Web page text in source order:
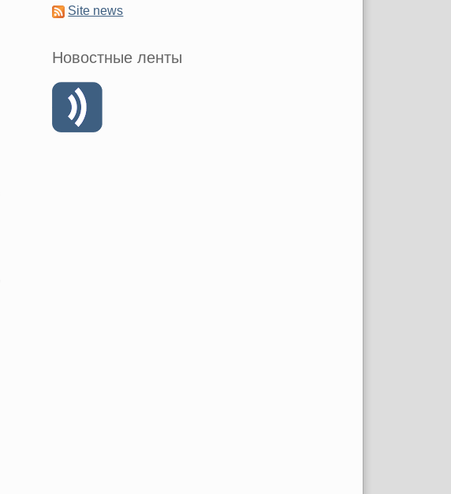
Site news
Новостные ленты